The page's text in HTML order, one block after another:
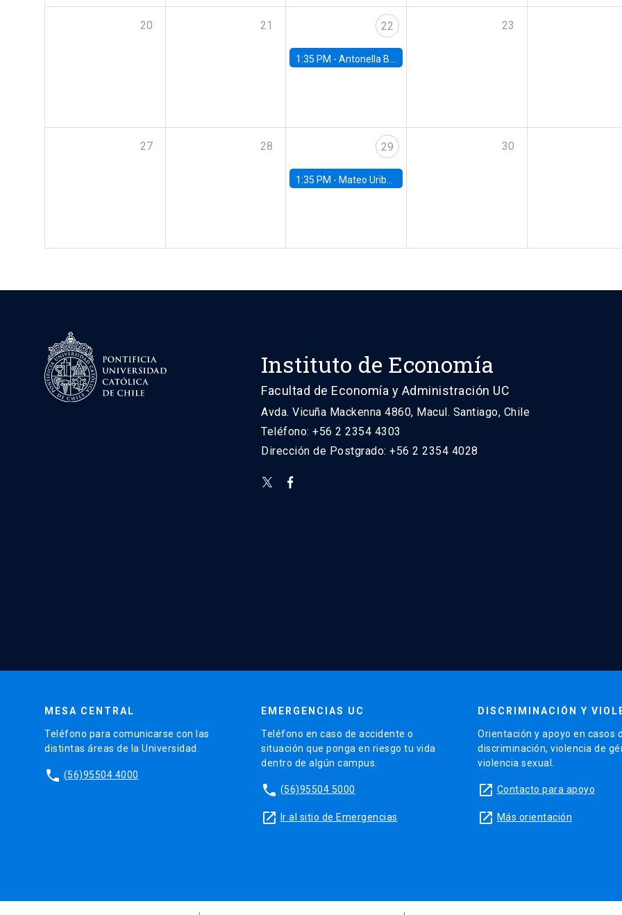
20 21 22
1:35 PM -Antonella Bancalari, Institute for Fiscal Studies (IFS) and Research Associate at University College London (UCL)
23
27 28 29
1:35 PM - Mateo Uribe-Castro, Universidad de los Andes (Colombia)
30
Instituto de Economía
Facultad de Economía y Administración UC
Avda. Vicuña Mackenna 4860, Macul. Santiago, Chile
Teléfono: +56 2 2354 4303
Dirección de Postgrado: +56 2 2354 4028
MESA CENTRAL
Teléfono para comunicarse con las
distintas áreas de la Universidad.
phone (56)95504 4000
EMERGENCIAS UC
Teléfono en caso de accidente o
situación que ponga en riesgo tu vida
dentro de algún campus.
phone (56)95504 5000
launch Ir al sitio de Emergencias
DISCRIMINACIÓN Y
Orientación y apoyo en casos
discriminación, violencia de
violencia sexual.
launch Contacto para apoyo
launch Más orientación